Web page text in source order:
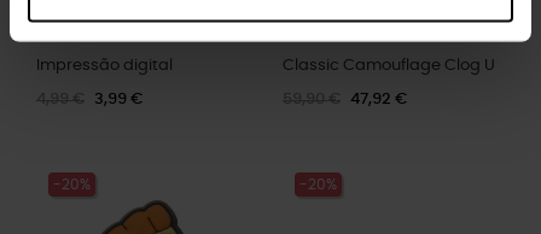
Impressão digital
4,99 € 3,99 €
Classic Camouflage Clog U
59,90 € 47,92 €
-20% -20%